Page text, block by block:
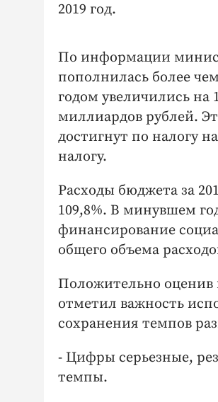
2019 год.
По информации
пополнилась более
годом увеличились на
миллиардов рублей.
достигнут по налогу
налогу.
Расходы бюджета за
109,8%. В минувшем
финансирование
общего объема
Положительно оценив
отметил важность
сохранения темпов
- Цифры серьезные,
темпы.